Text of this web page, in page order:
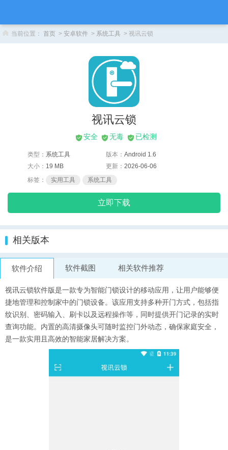
当前位置： 首页 > 安卓软件 > 系统工具 > 视讯云锁
视讯云锁
安全 无毒 已检测
立即下载
类型： 系统工具 版本： Android 1.6
大小： 19 MB 更新： 2026-06-06
标签：
实用工具 系统工具
相关版本
软件介绍 软件截图 相关软件推荐
视讯云锁软件版是一款专为智能门锁设计的移动应用，让用户能够便
捷地管理和控制家中的门锁设备。该应用支持多种开门方式，包括指
纹识别、密码输入、刷卡以及远程操作等，同时提供开门记录的实时
查询功能。内置的高清摄像头可随时监控门外动态，确保家庭安全，
是一款实用且高效的智能家居解决方案。